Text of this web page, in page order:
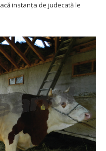
instanța de judecată le